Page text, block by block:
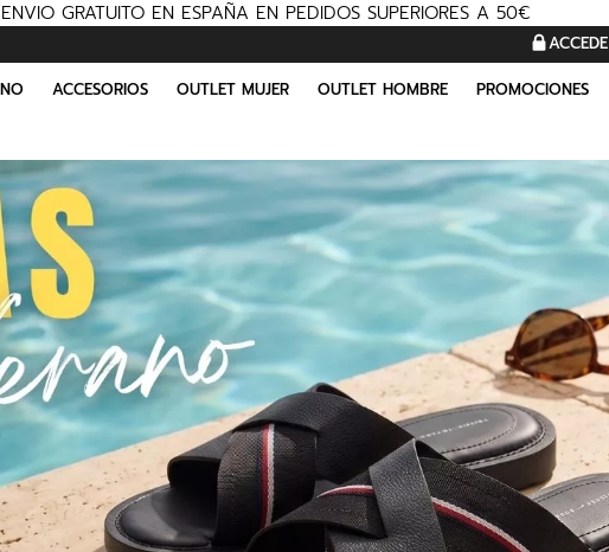
ENVIO GRATUITO EN ESPAÑA EN PEDIDOS SUPERIORES A 50€
ACCEDE
ACCESORIOS OUTLET MUJER OUTLET HOMBRE PROMOCIONES